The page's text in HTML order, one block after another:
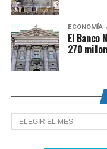
ECONOMÍA
El Banco
270
Archivos